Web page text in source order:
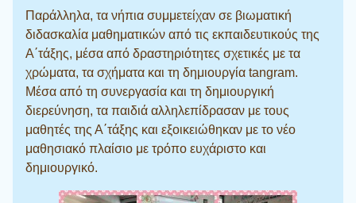
Παράλληλα, τα νήπια συμμετείχαν σε βιωματική
διδασκαλία μαθηματικών από τις εκπαιδευτικούς της
Α΄τάξης, μέσα από δραστηριότητες σχετικές με τα
χρώματα, τα σχήματα και τη δημιουργία tangram.
Μέσα από τη συνεργασία και τη δημιουργική
διερεύνηση, τα παιδιά αλληλεπίδρασαν με τους
μαθητές της Α΄τάξης και εξοικειώθηκαν με το νέο
μαθησιακό πλαίσιο με τρόπο ευχάριστο και
δημιουργικό.